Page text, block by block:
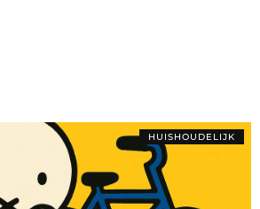
HUISHOUDELIJK